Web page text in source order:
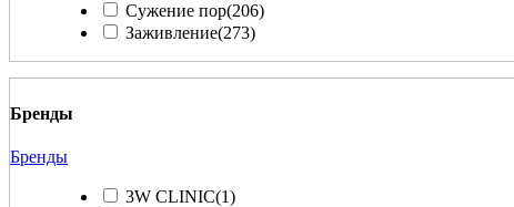
Сужение пор(206)
Заживление(273)
Бренды
Бренды
3W CLINIC(1)